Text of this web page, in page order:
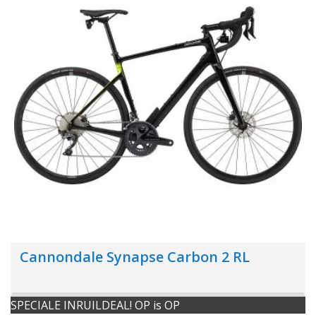
Cannondale Synapse Carbon 2 RL
SPECIALE INRUILDEAL! OP is OP